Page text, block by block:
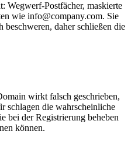
Wegwerf-Postfächer, maskierte
wie info@company.com. Sie
beschweren, daher schließen die
wirkt falsch geschrieben,
schlagen die wahrscheinliche
bei der Registrierung beheben
können.